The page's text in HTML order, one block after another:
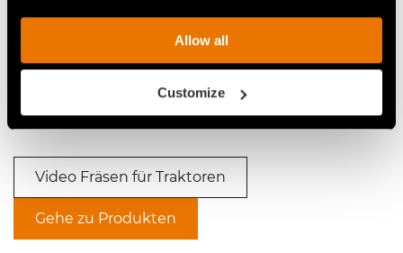
Allow all
Customize
FORSTFRÄSE FÜR TRAKTOREN
DREI FAE FORSTFRÄSEN SSH
ORANGEFARBENEN ERDE
Video Fräsen für Traktoren
Gehe zu Produkten